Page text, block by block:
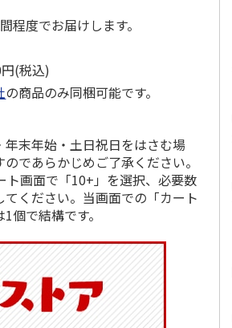
度でお届けします。
(税込)
の商品のみ同梱可能です。
末年始・土日祝日をはさむ場
であらかじめご了承ください。
画面で「10+」を選択、必要数
ください。当画面での「カート
個で結構です。